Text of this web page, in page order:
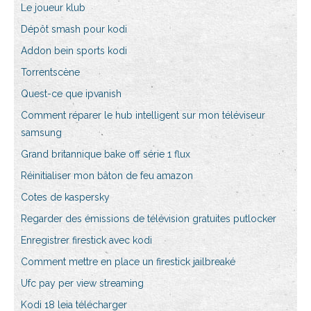
Le joueur klub
Dépôt smash pour kodi
Addon bein sports kodi
Torrentscène
Quest-ce que ipvanish
Comment réparer le hub intelligent sur mon téléviseur
samsung
Grand britannique bake off série 1 flux
Réinitialiser mon bâton de feu amazon
Cotes de kaspersky
Regarder des émissions de télévision gratuites putlocker
Enregistrer firestick avec kodi
Comment mettre en place un firestick jailbreaké
Ufc pay per view streaming
Kodi 18 leia télécharger